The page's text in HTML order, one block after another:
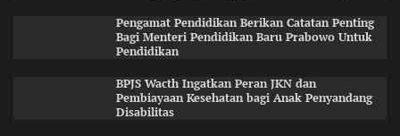
Pengamat Pendidikan Berikan Catatan Penting
Bagi Menteri Pendidikan Baru Prabowo Untuk
Pendidikan
BPJS Wacth Ingatkan Peran JKN dan
Pembiayaan Kesehatan bagi Anak Penyandang
Disabilitas